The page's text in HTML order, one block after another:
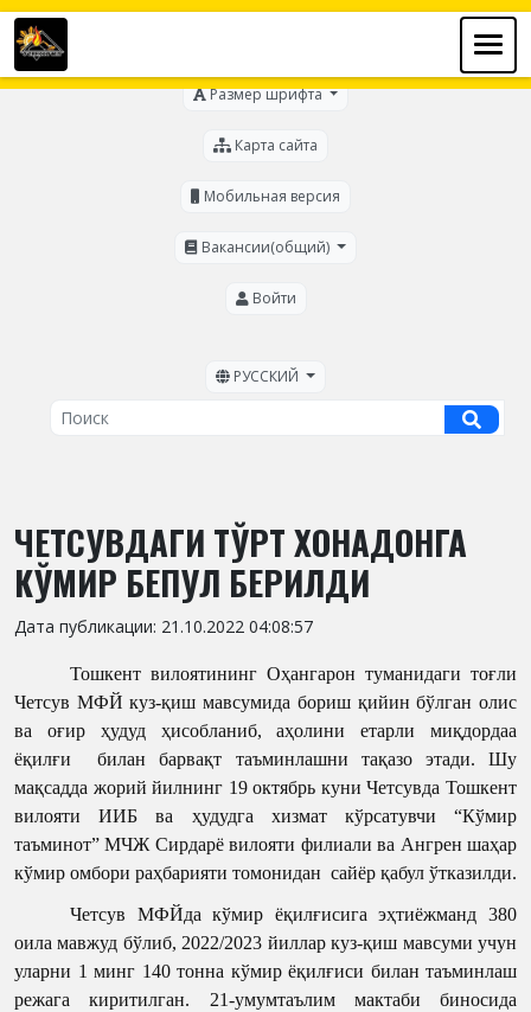
Размер шрифта
Карта сайта
Мобильная версия
Вакансии(общий)
Войти
РУССКИЙ
ЧЕТСУВДАГИ ТЎРТ ХОНАДОНГА
КЎМИР БЕПУЛ БЕРИЛДИ
Дата публикации: 21.10.2022 04:08:57
Тошкент вилоятининг Оҳангарон туманидаги тоғли
Четсув МФЙ куз-қиш мавсумида бориш қийин бўлган олис
ва оғир ҳудуд ҳисобланиб, аҳолини етарли миқдордаа
ёқилғи билан барвақт таъминлашни тақазо этади. Шу
мақсадда жорий йилнинг 19 октябрь куни Четсувда Тошкент
вилояти ИИБ ва ҳудудга хизмат кўрсатувчи “Кўмир
таъминот” МЧЖ Сирдарё вилояти филиали ва Ангрен шаҳар
кўмир омбори раҳбарияти томонидан сайёр қабул ўтказилди.
Четсув МФЙда кўмир ёқилғисига эҳтиёжманд 380
оила мавжуд бўлиб, 2022/2023 йиллар куз-қиш мавсуми учун
уларни 1 минг 140 тонна кўмир ёқилғиси билан таъминлаш
режага киритилган. 21-умумтаълим мактаби биносида